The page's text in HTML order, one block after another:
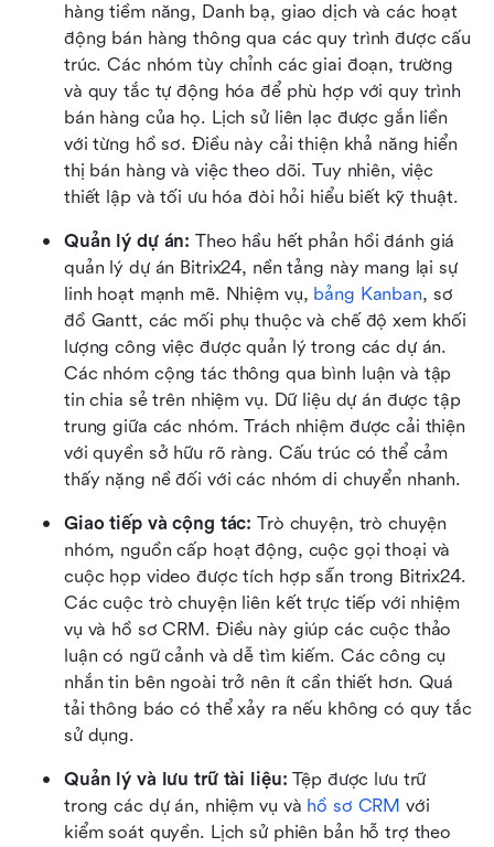
hàng tiềm năng, Danh bạ, giao dịch và các hoạt
động bán hàng thông qua các quy trình được cấu
trúc. Các nhóm tùy chỉnh các giai đoạn, trường
và quy tắc tự động hóa để phù hợp với quy trình
bán hàng của họ. Lịch sử liên lạc được gắn liền
với từng hồ sơ. Điều này cải thiện khả năng hiển
thị bán hàng và việc theo dõi. Tuy nhiên, việc
thiết lập và tối ưu hóa đòi hỏi hiểu biết kỹ thuật.
Quản lý dự án: Theo hầu hết phản hồi đánh giá
quản lý dự án Bitrix24, nền tảng này mang lại sự
linh hoạt mạnh mẽ. Nhiệm vụ, bảng Kanban, sơ
đồ Gantt, các mối phụ thuộc và chế độ xem khối
lượng công việc được quản lý trong các dự án.
Các nhóm cộng tác thông qua bình luận và tập
tin chia sẻ trên nhiệm vụ. Dữ liệu dự án được tập
trung giữa các nhóm. Trách nhiệm được cải thiện
với quyền sở hữu rõ ràng. Cấu trúc có thể cảm
thấy nặng nề đối với các nhóm di chuyển nhanh.
Giao tiếp và cộng tác: Trò chuyện, trò chuyện
nhóm, nguồn cấp hoạt động, cuộc gọi thoại và
cuộc họp video được tích hợp sẵn trong Bitrix24.
Các cuộc trò chuyện liên kết trực tiếp với nhiệm
vụ và hồ sơ CRM. Điều này giúp các cuộc thảo
luận có ngữ cảnh và dễ tìm kiếm. Các công cụ
nhắn tin bên ngoài trở nên ít cần thiết hơn. Quá
tải thông báo có thể xảy ra nếu không có quy tắc
sử dụng.
Quản lý và lưu trữ tài liệu: Tệp được lưu trữ
trong các dự án, nhiệm vụ và hồ sơ CRM với
kiểm soát quyền. Lịch sử phiên bản hỗ trợ theo